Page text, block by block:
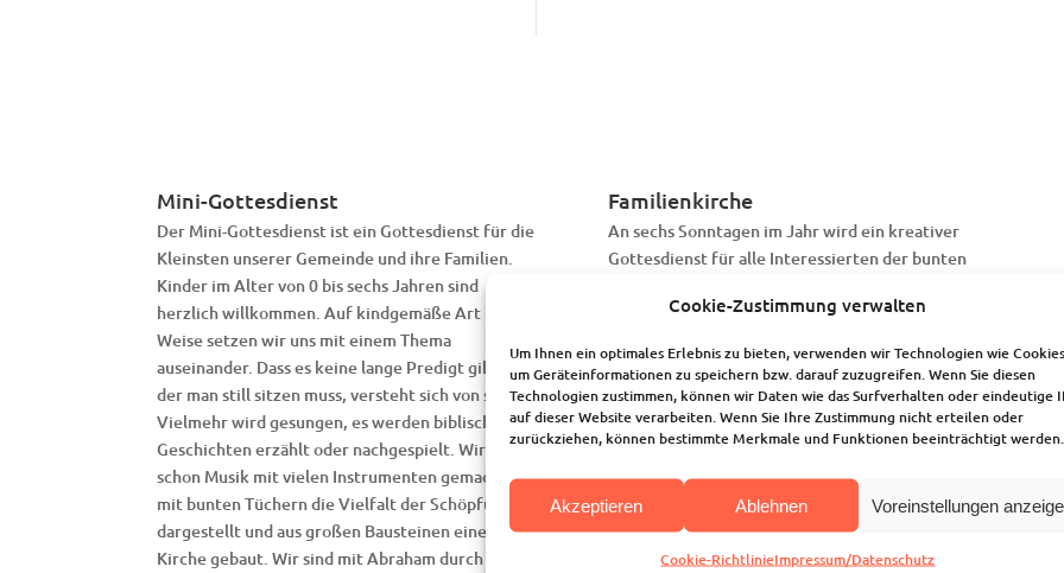
Cookie-Zustimmung verwalten
Um Ihnen ein optimales Erlebnis zu bieten, verwenden wir Technologien wie
um Geräteinformationen zu speichern bzw. darauf zuzugreifen. Wenn Sie diesen
Technologien zustimmen, können wir Daten wie das Surfverhalten oder eindeutige
auf dieser Website verarbeiten. Wenn Sie Ihre Zustimmung nicht erteilen oder
zurückziehen, können bestimmte Merkmale und Funktionen beeinträchtigt werden.
Akzeptieren Ablehnen Voreinstellungen
Cookie-RichtlinieImpressum/Datenschutz
Mini-Gottesdienst
Der Mini-Gottesdienst ist ein Gottesdienst für die
Kleinsten unserer Gemeinde und ihre Familien.
Kinder im Alter von 0 bis sechs Jahren sind
herzlich willkommen. Auf kindgemäße Art und
Weise setzen wir uns mit einem Thema
auseinander. Dass es keine lange Predigt gibt, bei
der man still sitzen muss, versteht sich von selbst.
Vielmehr wird gesungen, es werden biblische
Geschichten erzählt oder nachgespielt. Wir haben
schon Musik mit vielen Instrumenten gemacht,
mit bunten Tüchern die Vielfalt der Schöpfung
dargestellt und aus großen Bausteinen eine
Kirche gebaut. Wir sind mit Abraham durch die
Familienkirche
An sechs Sonntagen im Jahr wird ein kreativer
Gottesdienst für alle Interessierten der bunten
0 bis 99 Jahre, Familien und Singles, Neue und
Was passiert da? Der Ablauf ist freier, die Musik
modern, szenisches Spiel und anderes Kreatives
hat seinen Platz, die Gemeinde wird beteiligt, die
sein. Im Anschluss an den Gottesdienst wollen wir
noch gemeinsam Mittagessen und dabei Zeit